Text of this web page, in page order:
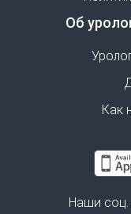
Об
Как
Наши соц.